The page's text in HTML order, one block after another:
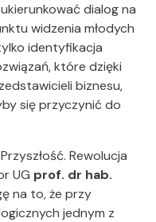
dialog na
widzenia młodych
identyfikacja
które dzięki
biznesu,
się przyczynić do
Rewolucja
UG prof. dr hab.
na to, że przy
jednym z